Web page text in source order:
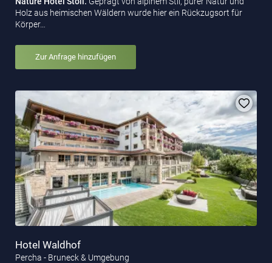
Holz aus heimischen Wäldern wurde hier ein Rückzugsort für
Körper…
Zur Anfrage hinzufügen
Hotel Waldhof
Percha - Bruneck & Umgebung